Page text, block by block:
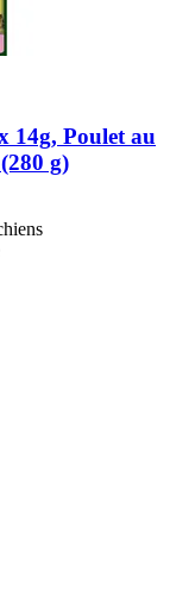
14g, Poulet au
g)